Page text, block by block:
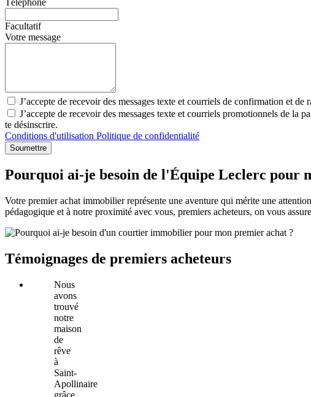
Téléphone
Facultatif
Votre message
J’accepte de recevoir des messages texte et courriels de confirmation et
J’accepte de recevoir des messages texte et courriels promotionnels de
te désinscrire.
Conditions d'utilisation Politique de confidentialité
Soumettre
Pourquoi ai-je besoin de l'Équipe Leclerc pour
Votre premier achat immobilier représente une aventure qui mérite une
pédagogique et à notre proximité avec vous, premiers acheteurs, on vous
Témoignages de premiers acheteurs
Nous
avons
trouvé
notre
maison
de
rêve
à
Saint-
Apollinaire
grâce